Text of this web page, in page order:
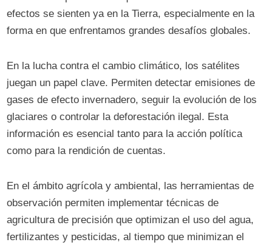
efectos se sienten ya en la Tierra, especialmente en la
forma en que enfrentamos grandes desafíos globales.
En la lucha contra el cambio climático, los satélites
juegan un papel clave. Permiten detectar emisiones de
gases de efecto invernadero, seguir la evolución de los
glaciares o controlar la deforestación ilegal. Esta
información es esencial tanto para la acción política
como para la rendición de cuentas.
En el ámbito agrícola y ambiental, las herramientas de
observación permiten implementar técnicas de
agricultura de precisión que optimizan el uso del agua,
fertilizantes y pesticidas, al tiempo que minimizan el